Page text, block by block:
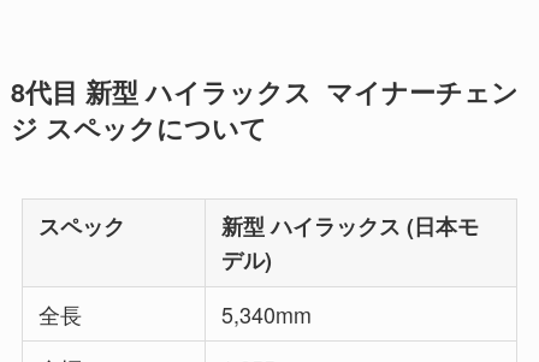
8代目 新型 ハイラックス マイナーチェン
ジ スペックについて
スペック
新型 ハイラックス (日本モ
デル)
全長
5,340mm